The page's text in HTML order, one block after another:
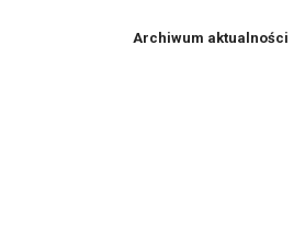
Archiwum aktualności